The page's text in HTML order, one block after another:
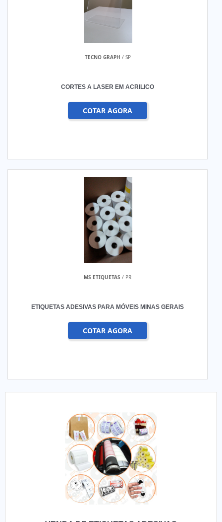
TECNO GRAPH / SP
CORTES A LASER EM ACRILICO
COTAR AGORA
MS ETIQUETAS / PR
ETIQUETAS ADESIVAS PARA MÓVEIS MINAS GERAIS
COTAR AGORA